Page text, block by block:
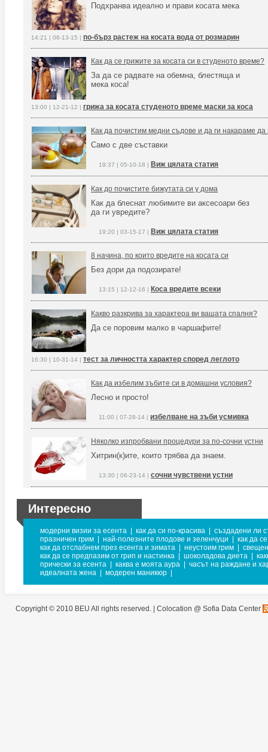
Подхранва идеално и прави косата мека
14:21 | 06-13-15 | по-бърз растеж на косата вода от розмарин
Как да се грижите за косата си в студеното време?
За да се радвате на обемна, блестяща и
мека коса!
13:00 | 12-21-12 | грижа за косата студеното време маски за коса
Как да почистим медни съдове и да ги накараме да
Само с две съставки
19:37 | 05-10-18 | Виж цялата статия
Как до почистите бижутата си у дома
Как да блеснат любимите ви аксесоари без
да ги увредите?
19:20 | 03-15-17 | Виж цялата статия
8 начина, по които вредите на косата си
Без дори да подозирате!
13:15 | 12-12-16 | Коса вредите всеки
Какво разкрива за характера ви вашата спалня?
Да се поровим малко в чаршафите!
16:30 | 10-31-14 | тест за личността характер според леглото
Как да избелим зъбите си в домашни условия?
Лесно и просто!
11:00 | 07-28-14 | избелване на зъби усмивка
Няколко изпробвани процедури за по-сочни устни
Хитрин(к)ите, които трябва да знаем.
13:30 | 06-23-14 | сочни чувствени устни
Интересно
модерни визии за есента как да си по-красива
създадени ли
празничен грим
най-полезните плодове и зеленчуци
как да
как да отслабнем през есента и зимата
неустоим грим
как да се предпазим от грип и настинка
шоколадова диета
прически за есента
каква е моята аура
часът на раждане и
идеалната жена
модерен маникюр
Copyright © 2010 BEU All rights reserved. | Colocation @ Sofia Data Center